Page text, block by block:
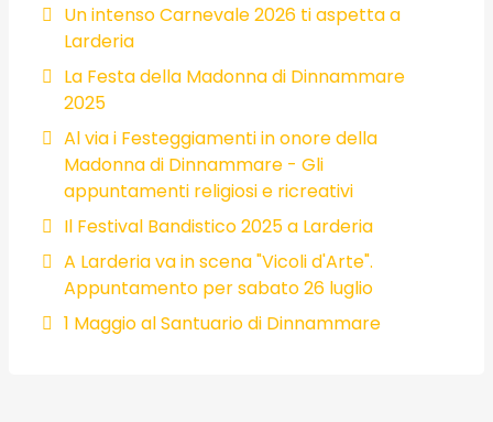
Un intenso Carnevale 2026 ti aspetta a
Larderia
La Festa della Madonna di Dinnammare
2025
Al via i Festeggiamenti in onore della
Madonna di Dinnammare - Gli
appuntamenti religiosi e ricreativi
Il Festival Bandistico 2025 a Larderia
A Larderia va in scena "Vicoli d'Arte".
Appuntamento per sabato 26 luglio
1 Maggio al Santuario di Dinnammare